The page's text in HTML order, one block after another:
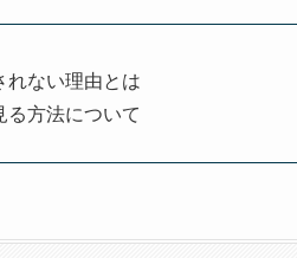
れない理由とは
る方法について